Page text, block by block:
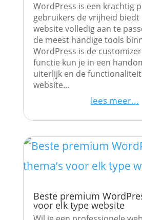
WordPress is een krachtig
gebruikers de vrijheid biedt
website volledig aan te
de meest handige tools
WordPress is de
functie kun je in een
uiterlijk en de
website...
lees meer...
Beste premium
voor elk type website